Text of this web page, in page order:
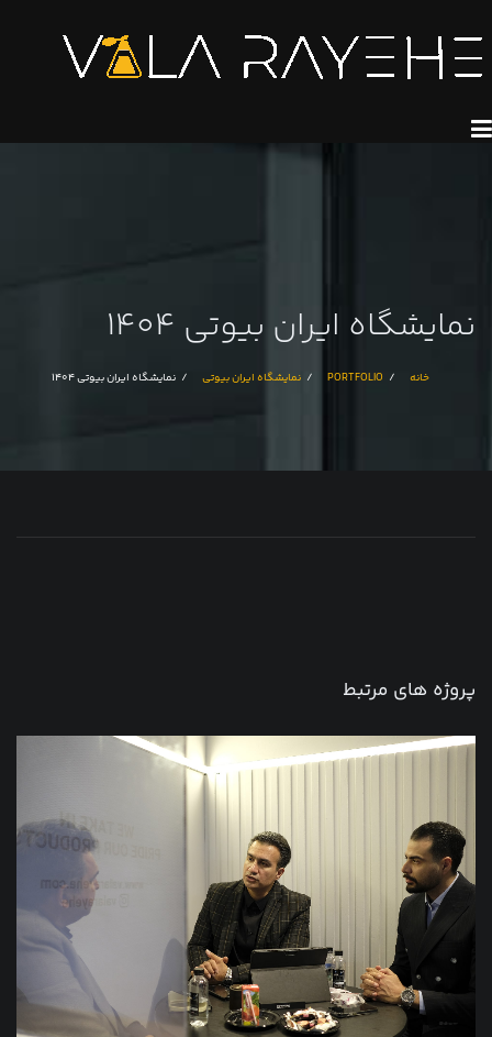
نمایشگاه ایران بیوتی 1404
خانه PORTFOLIO نمایشگاه ایران بیوتی نمایشگاه ایران بیوتی 1404
پروژه های مرتبط